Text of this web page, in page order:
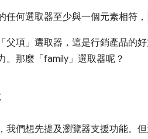
任何選取器至少與一個元素相符，
父項」選取器，這是行銷產品的
。那麼「family」選取器呢？
我們想先提及瀏覽器支援功能。